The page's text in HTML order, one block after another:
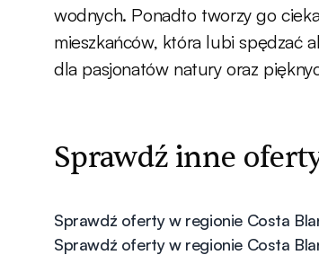
wodnych. Ponadto tworzy go
mieszkańców, która lubi spędzać
dla pasjonatów natury oraz
Sprawdź inne
Sprawdź oferty w regionie Costa
Sprawdź oferty w regionie Costa